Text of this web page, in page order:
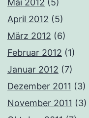
Mai 2012 (5)
April 2012 (5)
März 2012 (6)
Februar 2012 (1)
Januar 2012 (7)
Dezember 2011 (3)
November 2011 (3)